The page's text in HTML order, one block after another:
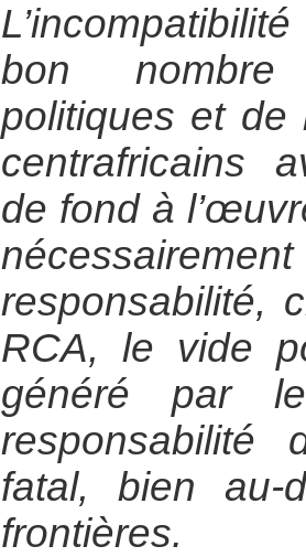
bon nombre
politiques et de
centrafricains
de fond à
responsabilité,
RCA, le vide
généré par
fatal, bien au-
frontières.